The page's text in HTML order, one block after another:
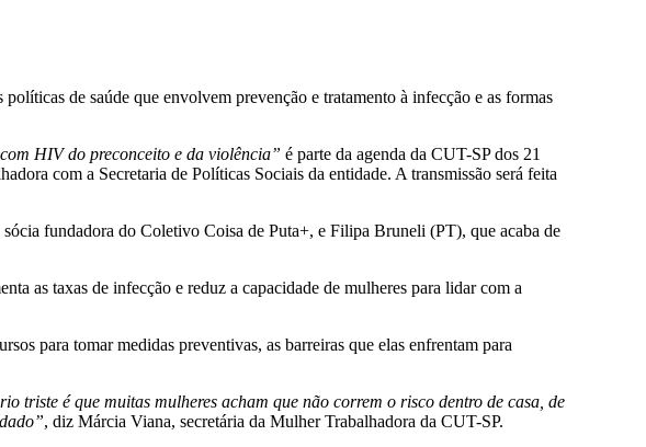
de saúde que envolvem prevenção e tratamento à infecção e as formas
HIV do preconceito e da violência” é parte da agenda da CUT-SP dos 21
com a Secretaria de Políticas Sociais da entidade. A transmissão será feita
fundadora do Coletivo Coisa de Puta+, e Filipa Bruneli (PT), que acaba de
as taxas de infecção e reduz a capacidade de mulheres para lidar com a
para tomar medidas preventivas, as barreiras que elas enfrentam para
triste é que muitas mulheres acham que não correm o risco dentro de casa, de
, diz Márcia Viana, secretária da Mulher Trabalhadora da CUT-SP.